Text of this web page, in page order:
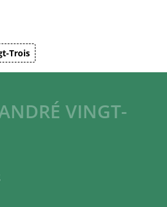
Trois
VINGT-